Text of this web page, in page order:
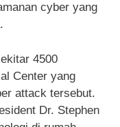
cyber yang
4500
Center yang
attack tersebut.
Dr. Stephen